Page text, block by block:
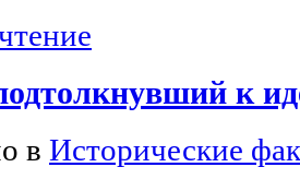
к
в Исторические